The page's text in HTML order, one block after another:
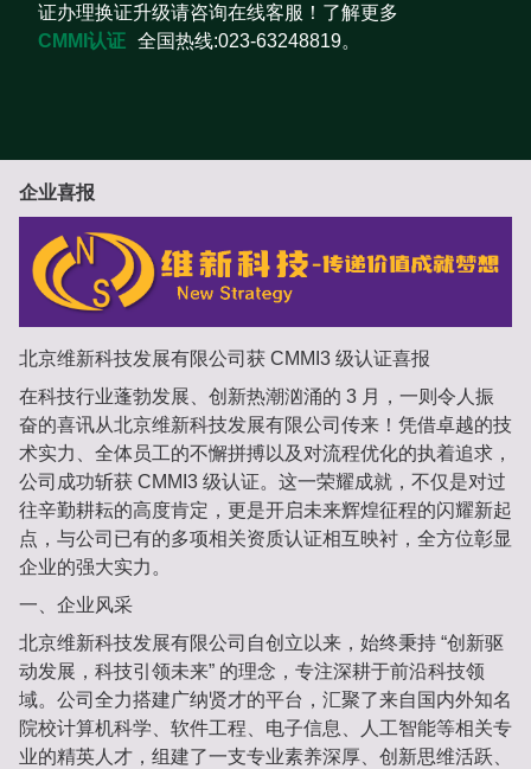
证办理换证升级请咨询在线客服！了解更多
CMMI认证 全国热线:023-63248819。
企业喜报
北京维新科技发展有限公司获 CMMI3 级认证喜报
在科技行业蓬勃发展、创新热潮汹涌的 3 月，一则令人振
奋的喜讯从北京维新科技发展有限公司传来！凭借卓越的技
术实力、全体员工的不懈拼搏以及对流程优化的执着追求，
公司成功斩获 CMMI3 级认证。这一荣耀成就，不仅是对过
往辛勤耕耘的高度肯定，更是开启未来辉煌征程的闪耀新起
点，与公司已有的多项相关资质认证相互映衬，全方位彰显
企业的强大实力。
一、企业风采
北京维新科技发展有限公司自创立以来，始终秉持 “创新驱
动发展，科技引领未来” 的理念，专注深耕于前沿科技领
域。公司全力搭建广纳贤才的平台，汇聚了来自国内外知名
院校计算机科学、软件工程、电子信息、人工智能等相关专
业的精英人才，组建了一支专业素养深厚、创新思维活跃、